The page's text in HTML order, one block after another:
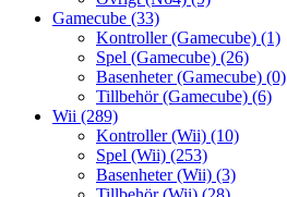
Gamecube (33)
Kontroller (Gamecube) (1)
Spel (Gamecube) (26)
Basenheter (Gamecube) (0)
Tillbehör (Gamecube) (6)
Wii (289)
Kontroller (Wii) (10)
Spel (Wii) (253)
Basenheter (Wii) (3)